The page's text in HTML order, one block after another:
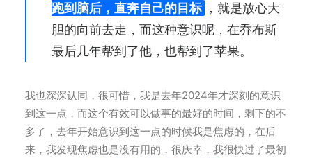
跑到脑后，直奔自己的目标 ，就是放心大
胆的向前去走，而这种意识呢，在乔布斯
最后几年帮到了他，也帮到了苹果。
我也深深认同，很可惜，我是去年2024年才深刻的意识
到这一点，而这个有效可以做事的最好的时间，剩下的不
多了，去年开始意识到这一点的时候我是焦虑的，在后
来，我发现焦虑也是没有用的，很庆幸，我很快过了最初